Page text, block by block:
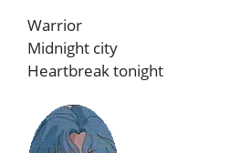
Warrior
Midnight city
Heartbreak tonight